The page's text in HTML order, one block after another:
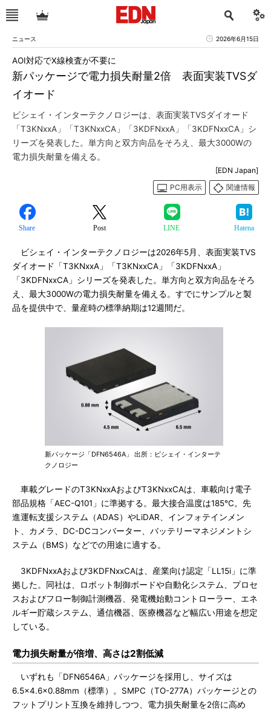
ニュース 2026年6月15日
新パッケージで電力損失耐量2倍 表面実装TVSダ
イオード
AOI対応でX線検査が不要に
ビシェイ・インターテクノロジーは、表面実装TVSダイオード
「T3KNxxA」「T3KNxxCA」「3KDFNxxA」「3KDFNxxCA」シ
リーズを発表した。単方向と双方向品をそろえ、最大3000Wの
電力損失耐量を備える。
[EDN Japan]
PC用表示
関連情報
Share Post LINE Hatena
ビシェイ・インターテクノロジーは2026年5月、表面実装TVS
ダイオード「T3KNxxA」「T3KNxxCA」「3KDFNxxA」
「3KDFNxxCA」シリーズを発表した。単方向と双方向品をそろ
え、最大3000Wの電力損失耐量を備える。すでにサンプルと製
品を提供中で、量産時の標準納期は12週間だ。
新パッケージ「DFN6546A」 出所：ビシェイ・インターテ
クノロジー
車載グレードのT3KNxxAおよびT3KNxxCAは、車載向け電子
部品規格「AEC-Q101」に準拠する。最大接合温度は185℃。先
進運転支援システム（ADAS）やLiDAR、インフォテインメン
ト、カメラ、DC-DCコンバーター、バッテリーマネジメントシ
ステム（BMS）などでの用途に適する。
3KDFNxxAおよび3KDFNxxCAは、産業向け認定「LL15i」に準
拠した。同社は、ロボット制御ボードや自動化システム、プロセ
スおよびフロー制御計測機器、発電機始動コントローラー、エネ
ルギー貯蔵システム、通信機器、医療機器など幅広い用途を想定
している。
電力損失耐量が倍増、高さは2割低減
いずれも「DFN6546A」パッケージを採用し、サイズは
6.5×4.6×0.88mm（標準）。SMPC（TO-277A）パッケージとの
フットプリント互換を維持しつつ、電力損失耐量を2倍に高め